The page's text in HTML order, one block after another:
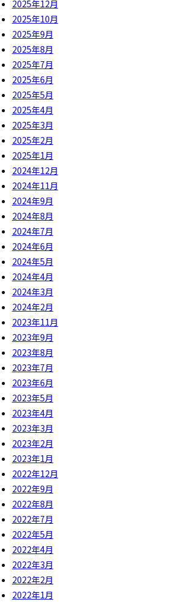
2025年12月
2025年10月
2025年9月
2025年8月
2025年7月
2025年6月
2025年5月
2025年4月
2025年3月
2025年2月
2025年1月
2024年12月
2024年11月
2024年9月
2024年8月
2024年7月
2024年6月
2024年5月
2024年4月
2024年3月
2024年2月
2023年11月
2023年9月
2023年8月
2023年7月
2023年6月
2023年5月
2023年4月
2023年3月
2023年2月
2023年1月
2022年12月
2022年9月
2022年8月
2022年7月
2022年5月
2022年4月
2022年3月
2022年2月
2022年1月